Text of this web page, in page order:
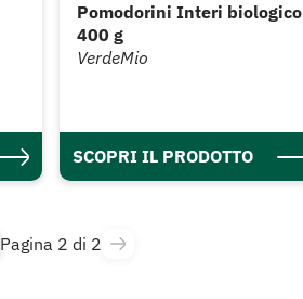
Pomodorini Interi biologico
400 g
VerdeMio
SCOPRI IL PRODOTTO
Pagina 2 di 2